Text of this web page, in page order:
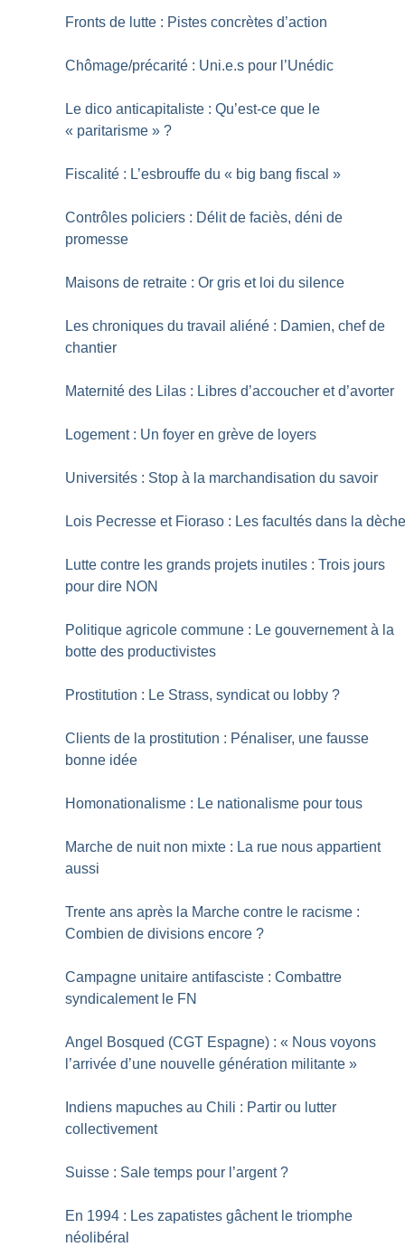
Fronts de lutte : Pistes concrètes d’action
Chômage/précarité : Uni.e.s pour l’Unédic
Le dico anticapitaliste : Qu’est-ce que le
« paritarisme » ?
Fiscalité : L’esbrouffe du « big bang fiscal »
Contrôles policiers : Délit de faciès, déni de
promesse
Maisons de retraite : Or gris et loi du silence
Les chroniques du travail aliéné : Damien, chef de
chantier
Maternité des Lilas : Libres d’accoucher et d’avorter
Logement : Un foyer en grève de loyers
Universités : Stop à la marchandisation du savoir
Lois Pecresse et Fioraso : Les facultés dans la
Lutte contre les grands projets inutiles : Trois jours
pour dire NON
Politique agricole commune : Le gouvernement à la
botte des productivistes
Prostitution : Le Strass, syndicat ou lobby ?
Clients de la prostitution : Pénaliser, une fausse
bonne idée
Homonationalisme : Le nationalisme pour tous
Marche de nuit non mixte : La rue nous appartient
aussi
Trente ans après la Marche contre le racisme :
Combien de divisions encore ?
Campagne unitaire antifasciste : Combattre
syndicalement le FN
Angel Bosqued (CGT Espagne) : « Nous voyons
l’arrivée d’une nouvelle génération militante »
Indiens mapuches au Chili : Partir ou lutter
collectivement
Suisse : Sale temps pour l’argent ?
En 1994 : Les zapatistes gâchent le triomphe
néolibéral